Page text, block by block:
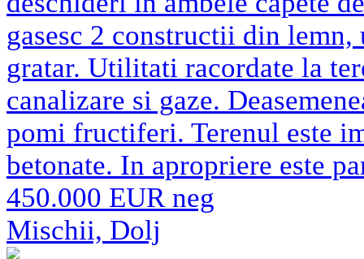
gasesc 2 constructii din
gratar. Utilitati racordate la
canalizare si gaze.
pomi fructiferi. Terenul este
betonate. In apropriere este
450.000 EUR neg
Mischii, Dolj